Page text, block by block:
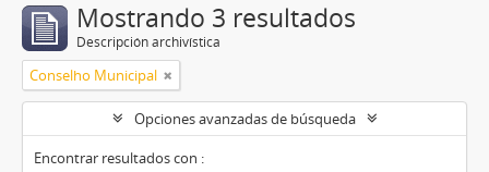
Mostrando 3 resultados
Descripción archivística
Conselho Municipal
Opciones avanzadas de búsqueda
Encontrar resultados con :